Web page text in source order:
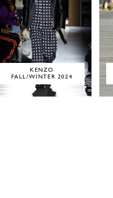
KENZO
FALL/WINTER 2024